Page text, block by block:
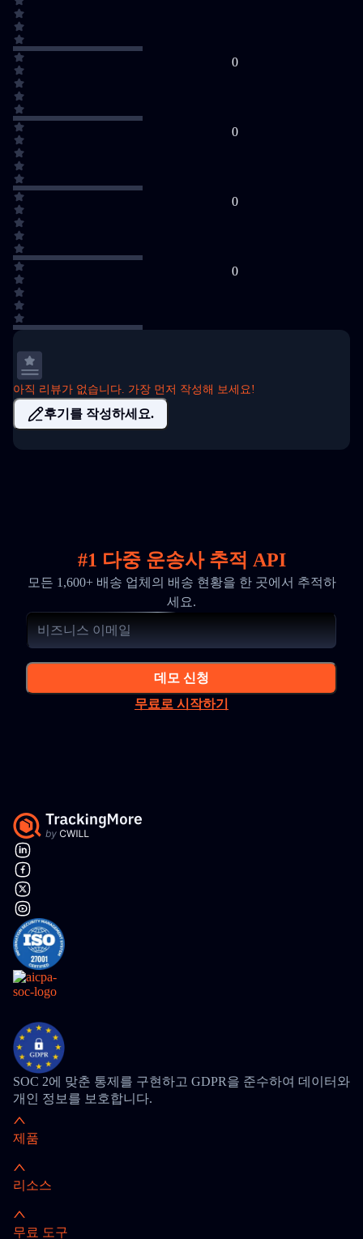
0
0
0
0
아직 리뷰가 없습니다. 가장 먼저 작성해 보세요!
후기를 작성하세요.
#1 다중 운송사 추적 API
모든 1,600+ 배송 업체의 배송 현황을 한 곳에서 추적하
세요.
데모 신청
무료로 시작하기
SOC 2에 맞춘 통제를 구현하고 GDPR을 준수하여 데이터와
개인 정보를 보호합니다.
제품
리소스
무료 도구